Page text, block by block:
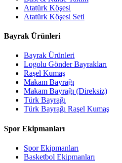
Atatürk Köşesi
Atatürk Köşesi Seti
Bayrak Ürünleri
Bayrak Ürünleri
Logolu Gönder Bayrakları
Raşel Kumaş
Makam Bayrağı
Makam Bayrağı (Direksiz)
Türk Bayrağı
Türk Bayrağı Raşel Kumaş
Spor Ekipmanları
Spor Ekipmanları
Basketbol Ekipmanları